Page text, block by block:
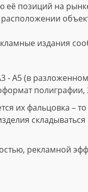
её позиций на
издания
А5 (в разложенном
полиграфии,
их фальцовка – то
рекламной